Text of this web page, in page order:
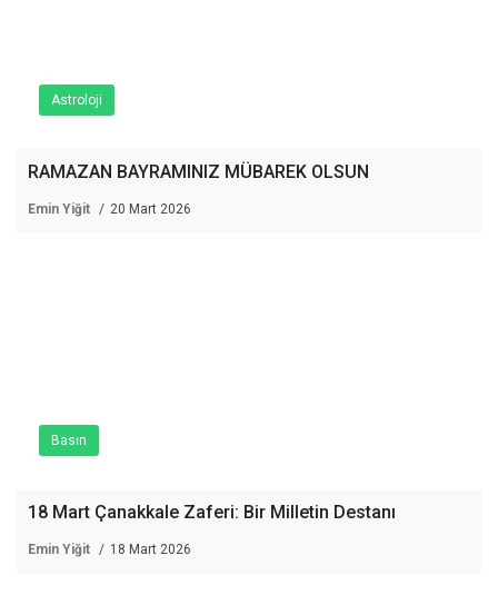
Astroloji
RAMAZAN BAYRAMINIZ MÜBAREK OLSUN
Emin Yiğit 20 Mart 2026
Basın
18 Mart Çanakkale Zaferi: Bir Milletin Destanı
Emin Yiğit 18 Mart 2026